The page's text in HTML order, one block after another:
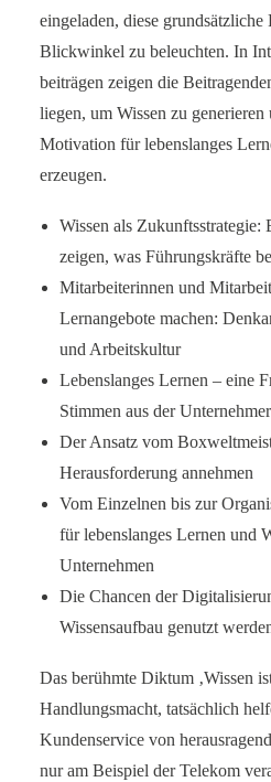
eingeladen, diese grund­sätzliche
Blickwinkel zu beleuchten. In
beiträgen zeigen die
liegen, um Wissen zu
Motivation für lebenslanges
erzeugen.
Wissen als Zukunftsstrategie:
zeigen, was Führungs­kräfte
Mitarbeiterinnen und
Lernangebote machen:
und Arbeitskultur
Lebenslanges Lernen – eine
Stimmen aus der
Der Ansatz vom
Herausforderung an­nehmen
Vom Einzelnen bis zur
für lebenslanges Lernen und
Unternehmen
Die Chancen der
Wissensaufbau genutzt
Das berühmte Diktum ‚Wissen
Handlungsmacht, tatsächlich
Kundenservice von
nur am Beispiel der Telekom